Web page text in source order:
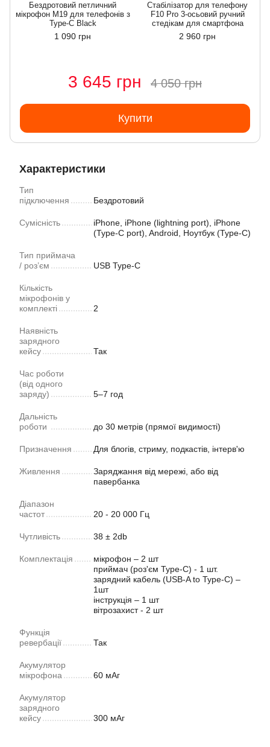
Бездротовий петличний
мікрофон M19 для телефонів з
Type-C Black
1 090 грн
Стабілізатор для телефону
F10 Pro 3-осьовий ручний
стедікам для смартфона
2 960 грн
3 645 грн 4 050 грн
Купити
Характеристики
Тип
підключення
Бездротовий
Сумісність
iPhone, iPhone (lightning port), iPhone
(Type-C port), Android, Ноутбук (Type-C)
Тип приймача
/ роз’єм
USB Type-C
Кількість
мікрофонів у
комплекті
2
Наявність
зарядного
кейсу
Так
Час роботи
(від одного
заряду)
5–7 год
Дальність
роботи
до 30 метрів (прямої видимості)
Призначення Для блогів, стриму, подкастів, інтерв'ю
Живлення
Заряджання від мережі, або від
павербанка
Діапазон
частот
20 - 20 000 Гц
Чутливість 38 ± 2db
Комплектація
мікрофон – 2 шт
приймач (роз'єм Type-C) - 1 шт.
зарядний кабель (USB-A to Type-C) –
1шт
інструкція – 1 шт
вітрозахист - 2 шт
Функція
ревербації
Так
Акумулятор
мікрофона
60 мАг
Акумулятор
зарядного
кейсу
300 мАг